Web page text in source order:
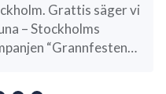
Grattis säger vi
– Stockholms
“Grannfesten